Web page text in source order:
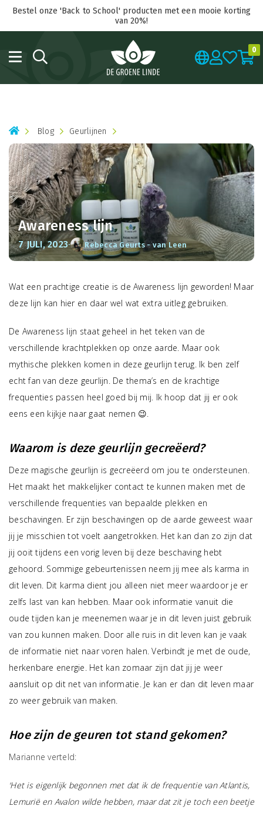
Bestel onze 'Back to School' producten met een mooie korting
van 20%!
0
Blog Geurlijnen
Awareness lijn
7 JULI, 2023· Rebecca Geurts - van Leen
Wat een prachtige creatie is de Awareness lijn geworden! Maar
deze lijn kan hier en daar wel wat extra uitleg gebruiken.
De Awareness lijn staat geheel in het teken van de
verschillende krachtplekken op onze aarde. Maar ook
mythische plekken komen in deze geurlijn terug. Ik ben zelf
echt fan van deze geurlijn. De thema’s en de krachtige
frequenties passen heel goed bij mij. Ik hoop dat jij er ook
eens een kijkje naar gaat nemen 😉.
Waarom is deze geurlijn gecreëerd?
Deze magische geurlijn is gecreëerd om jou te ondersteunen.
Het maakt het makkelijker contact te kunnen maken met de
verschillende frequenties van bepaalde plekken en
beschavingen. Er zijn beschavingen op de aarde geweest waar
jij je misschien tot voelt aangetrokken. Het kan dan zo zijn dat
jij ooit tijdens een vorig leven bij deze beschaving hebt
gehoord. Sommige gebeurtenissen neem jij mee als karma in
dit leven. Dit karma dient jou alleen niet meer waardoor je er
zelfs last van kan hebben. Maar ook informatie vanuit die
oude tijden kan je meenemen waar je in dit leven juist gebruik
van zou kunnen maken. Door alle ruis in dit leven kan je vaak
de informatie niet naar voren halen. Verbindt je met de oude,
herkenbare energie. Het kan zomaar zijn dat jij je weer
aansluit op dit net van informatie. Je kan er dan dit leven maar
zo weer gebruik van maken.
Hoe zijn de geuren tot stand gekomen?
Marianne verteld:
‘Het is eigenlijk begonnen met dat ik de frequentie van Atlantis,
Lemurië en Avalon wilde hebben, maar dat zit je toch een beetje